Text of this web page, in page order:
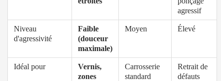
agressif
Niveau
d'agressivité
Faible
(douceur
maximale)
Moyen Élevé
Idéal pour
Vernis,
zones
Carrosserie
standard
Retrait de
défauts